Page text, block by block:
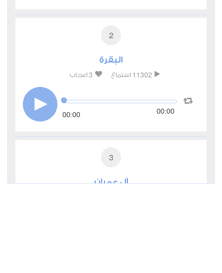
2
البقرة
11302 استماع 3 اعجاب
00:00 00:00
3
آل عمران